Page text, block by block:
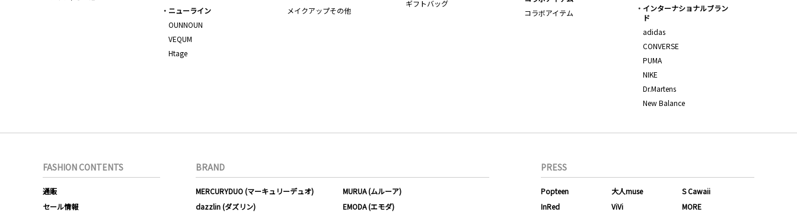
メイクアップその他
ギフトバッグ
コラボアイテム
インターナショナルブラン
ド
adidas
CONVERSE
PUMA
NIKE
Dr.Martens
New Balance
ニューライン
OUNNOUN
VEQUM
Htage
FASHION CONTENTS
通販
セール情報
BRAND
MERCURYDUO (マーキュリーデュオ)
MURUA (ムルーア)
dazzlin (ダズリン)
EMODA (エモダ)
PRESS
Popteen 大人muse
S Cawaii
InRed
ViVi MORE